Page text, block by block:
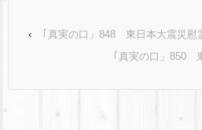
‹
｢真実の口」848 東日本大震災
｢真実の口」850